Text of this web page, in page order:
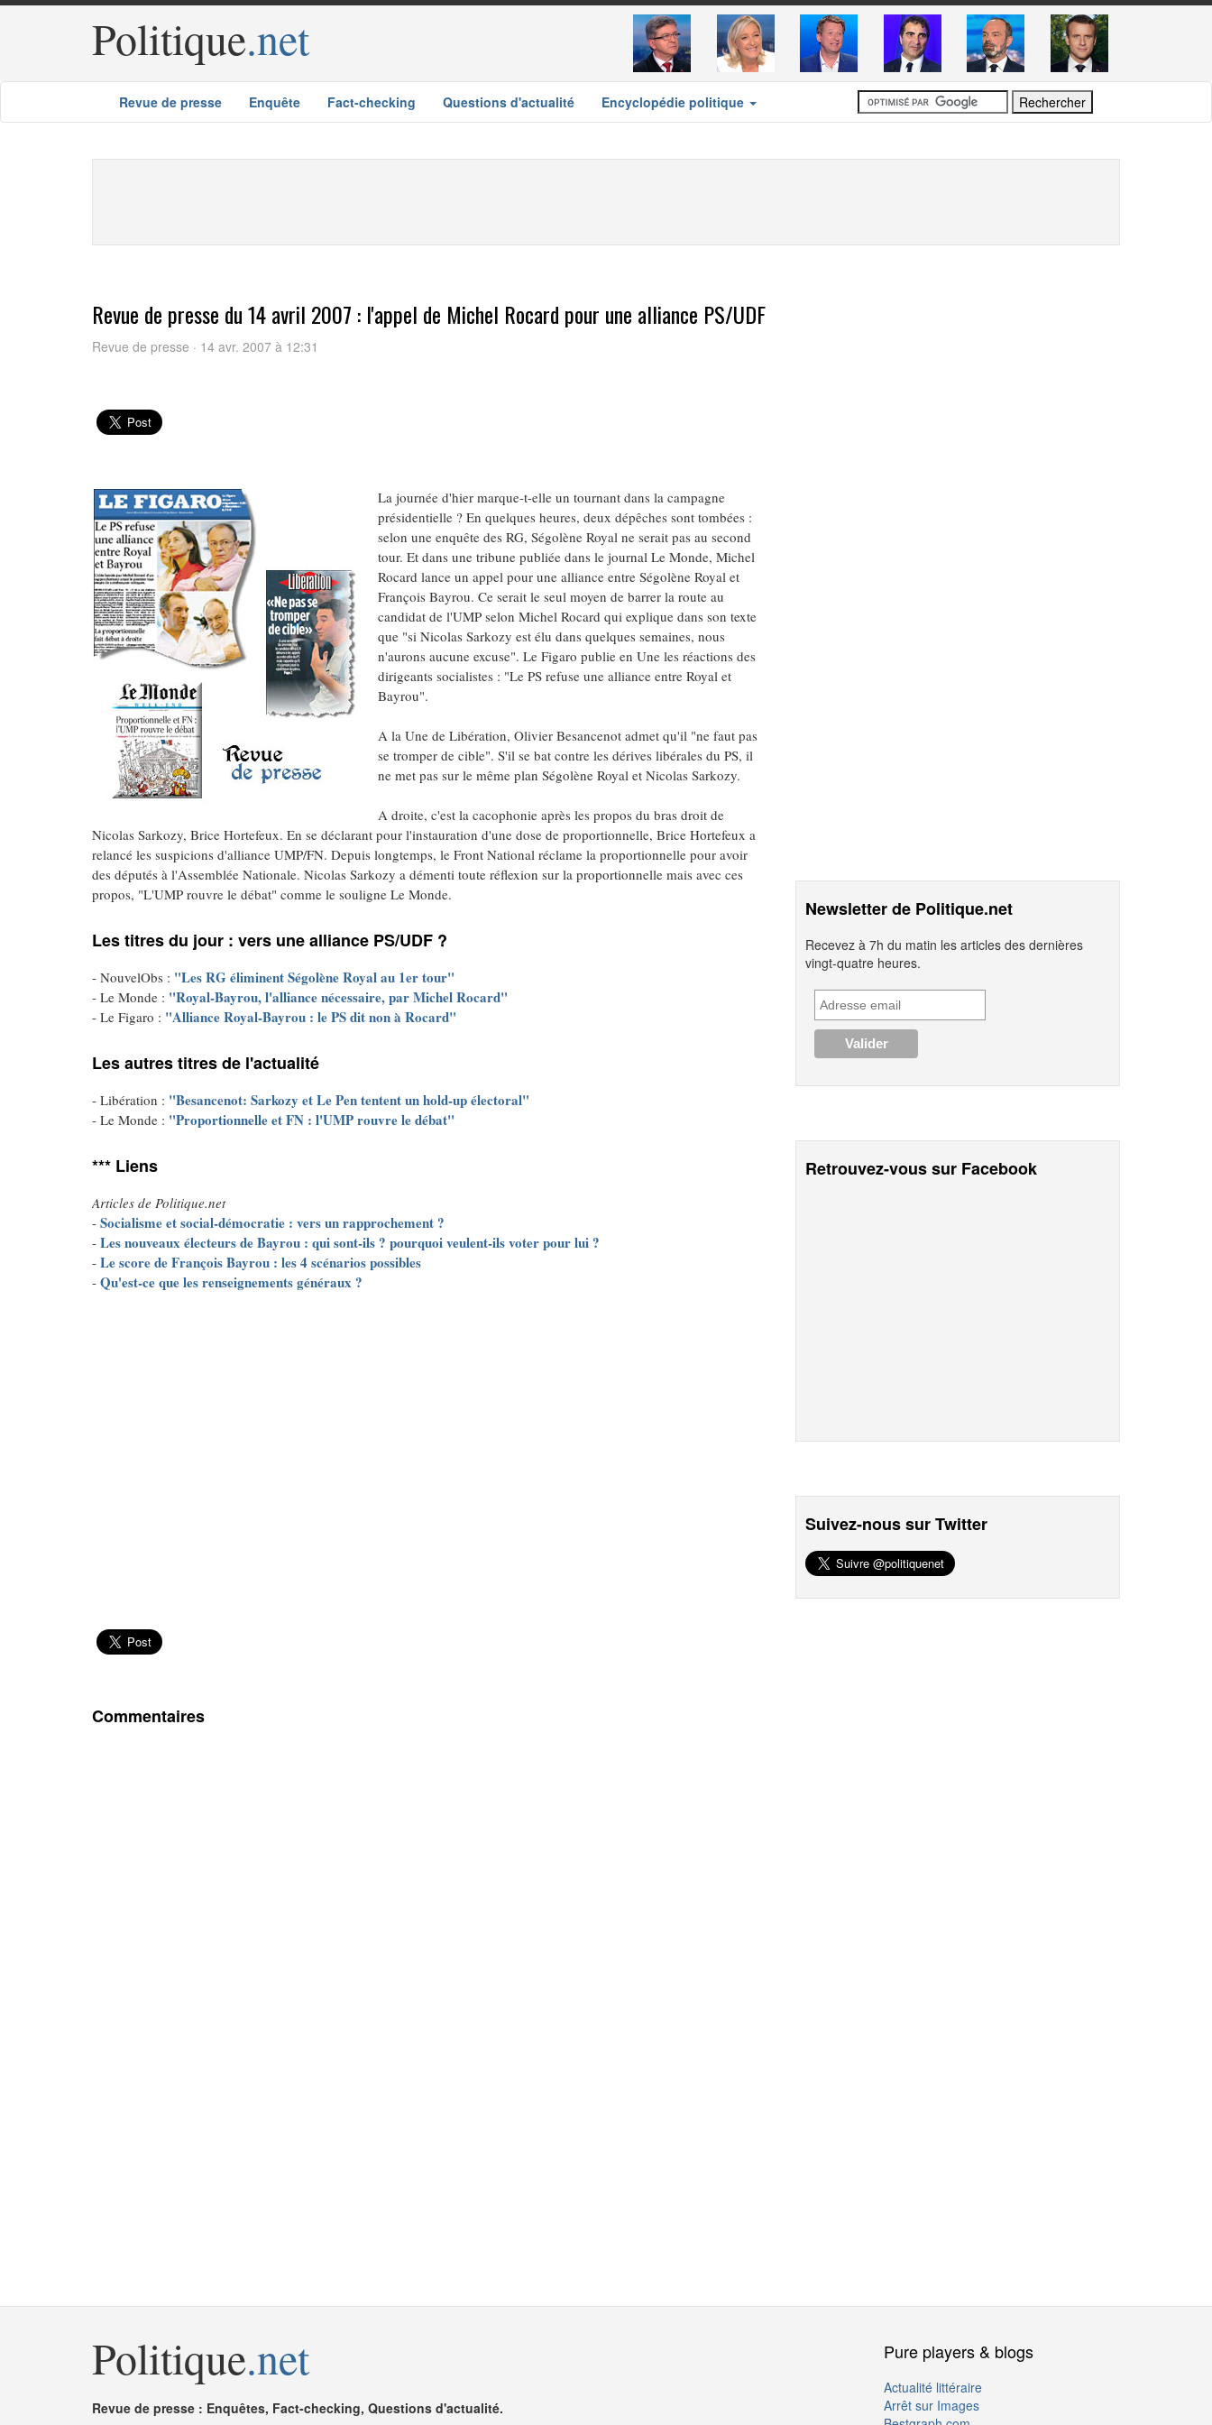
Politique.net
Revue de presse Enquête Fact-checking Questions d'actualité Encyclopédie politique
Revue de presse du 14 avril 2007 : l'appel de Michel Rocard pour une alliance PS/UDF
Revue de presse · 14 avr. 2007 à 12:31
La journée d'hier marque-t-elle un tournant dans la campagne
présidentielle ? En quelques heures, deux dépêches sont tombées :
selon une enquête des RG, Ségolène Royal ne serait pas au second
tour. Et dans une tribune publiée dans le journal Le Monde, Michel
Rocard lance un appel pour une alliance entre Ségolène Royal et
François Bayrou. Ce serait le seul moyen de barrer la route au
candidat de l'UMP selon Michel Rocard qui explique dans son texte
que "si Nicolas Sarkozy est élu dans quelques semaines, nous
n'aurons aucune excuse". Le Figaro publie en Une les réactions des
dirigeants socialistes : "Le PS refuse une alliance entre Royal et
Bayrou".
A la Une de Libération, Olivier Besancenot admet qu'il "ne faut pas
se tromper de cible". S'il se bat contre les dérives libérales du PS, il
ne met pas sur le même plan Ségolène Royal et Nicolas Sarkozy.
A droite, c'est la cacophonie après les propos du bras droit de
Nicolas Sarkozy, Brice Hortefeux. En se déclarant pour l'instauration d'une dose de proportionnelle, Brice Hortefeux a
relancé les suspicions d'alliance UMP/FN. Depuis longtemps, le Front National réclame la proportionnelle pour avoir
des députés à l'Assemblée Nationale. Nicolas Sarkozy a démenti toute réflexion sur la proportionnelle mais avec ces
propos, "L'UMP rouvre le débat" comme le souligne Le Monde.
Les titres du jour : vers une alliance PS/UDF ?
- NouvelObs : "Les RG éliminent Ségolène Royal au 1er tour"
- Le Monde : "Royal-Bayrou, l'alliance nécessaire, par Michel Rocard"
- Le Figaro : "Alliance Royal-Bayrou : le PS dit non à Rocard"
Les autres titres de l'actualité
- Libération : "Besancenot: Sarkozy et Le Pen tentent un hold-up électoral"
- Le Monde : "Proportionnelle et FN : l'UMP rouvre le débat"
*** Liens
Articles de Politique.net
- Socialisme et social-démocratie : vers un rapprochement ?
- Les nouveaux électeurs de Bayrou : qui sont-ils ? pourquoi veulent-ils voter pour lui ?
- Le score de François Bayrou : les 4 scénarios possibles
- Qu'est-ce que les renseignements généraux ?
Commentaires
Newsletter de Politique.net
Recevez à 7h du matin les articles des dernières
vingt-quatre heures.
Retrouvez-vous sur Facebook
Suivez-nous sur Twitter
Politique.net
Revue de presse : Enquêtes, Fact-checking, Questions d'actualité.
Pure players & blogs
Actualité littéraire
Arrêt sur Images